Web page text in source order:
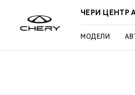
ЧЕРИ ЦЕНТР
МОДЕЛИ